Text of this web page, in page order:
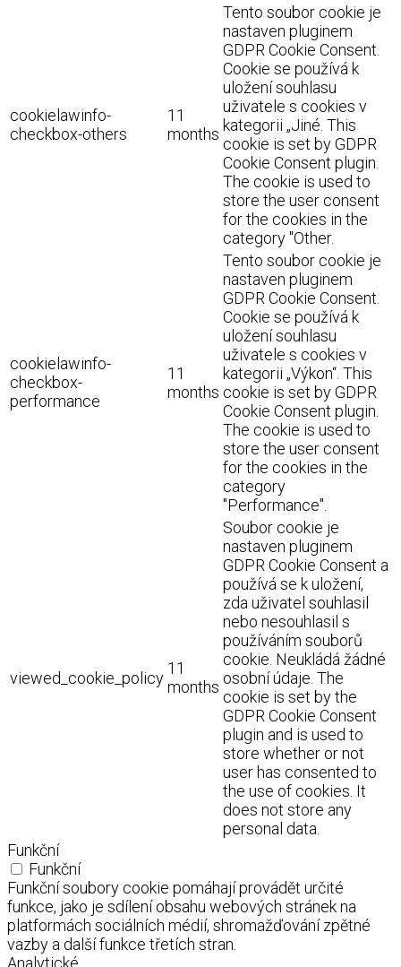
cookielawinfo-
checkbox-others
11
months
Tento soubor cookie je
nastaven pluginem
GDPR Cookie Consent.
Cookie se používá k
uložení souhlasu
uživatele s cookies v
kategorii „Jiné. This
cookie is set by GDPR
Cookie Consent plugin.
The cookie is used to
store the user consent
for the cookies in the
category "Other.
cookielawinfo-
checkbox-
performance
11
months
Tento soubor cookie je
nastaven pluginem
GDPR Cookie Consent.
Cookie se používá k
uložení souhlasu
uživatele s cookies v
kategorii „Výkon“. This
cookie is set by GDPR
Cookie Consent plugin.
The cookie is used to
store the user consent
for the cookies in the
category
"Performance".
viewed_cookie_policy
11
months
Soubor cookie je
nastaven pluginem
GDPR Cookie Consent a
používá se k uložení,
zda uživatel souhlasil
nebo nesouhlasil s
používáním souborů
cookie. Neukládá žádné
osobní údaje. The
cookie is set by the
GDPR Cookie Consent
plugin and is used to
store whether or not
user has consented to
the use of cookies. It
does not store any
personal data.
Funkční
Funkční
Funkční soubory cookie pomáhají provádět určité
funkce, jako je sdílení obsahu webových stránek na
platformách sociálních médií, shromažďování zpětné
vazby a další funkce třetích stran.
Analytické